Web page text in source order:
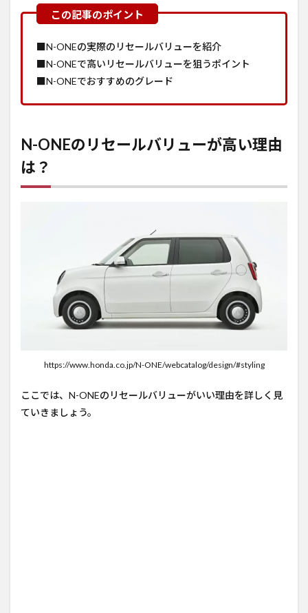
■N-ONEの実際のリセールバリューを紹介
■N-ONEで高いリセールバリューを狙うポイント
■N-ONEでおすすめのグレード
N-ONEのリセールバリューが高い理由
は？
https://www.honda.co.jp/N-ONE/webcatalog/design/#styling
ここでは、N-ONEのリセールバリューがいい理由を詳しく見
ていきましょう。